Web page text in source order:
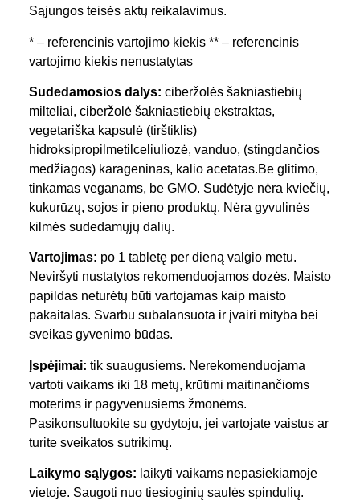
Sąjungos teisės aktų reikalavimus.
* – referencinis vartojimo kiekis ** – referencinis
vartojimo kiekis nenustatytas
Sudedamosios dalys: ciberžolės šakniastiebių
milteliai, ciberžolė šakniastiebių ekstraktas,
vegetariška kapsulė (tirštiklis)
hidroksipropilmetilceliuliozė, vanduo, (stingdančios
medžiagos) karageninas, kalio acetatas.Be glitimo,
tinkamas veganams, be GMO. Sudėtyje nėra kviečių,
kukurūzų, sojos ir pieno produktų. Nėra gyvulinės
kilmės sudedamųjų dalių.
Vartojimas: po 1 tabletę per dieną valgio metu.
Neviršyti nustatytos rekomenduojamos dozės. Maisto
papildas neturėtų būti vartojamas kaip maisto
pakaitalas. Svarbu subalansuota ir įvairi mityba bei
sveikas gyvenimo būdas.
Įspėjimai: tik suaugusiems. Nerekomenduojama
vartoti vaikams iki 18 metų, krūtimi maitinančioms
moterims ir pagyvenusiems žmonėms.
Pasikonsultuokite su gydytoju, jei vartojate vaistus ar
turite sveikatos sutrikimų.
Laikymo sąlygos: laikyti vaikams nepasiekiamoje
vietoje. Saugoti nuo tiesioginių saulės spindulių.